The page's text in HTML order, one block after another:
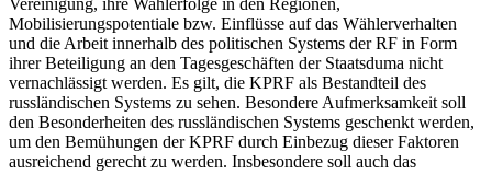
Vereinigung, ihre Wahlerfolge in den Regionen,
Mobilisierungspotentiale bzw. Einflüsse auf das Wählerverhalten
und die Arbeit innerhalb des politischen Systems der RF in Form
ihrer Beteiligung an den Tagesgeschäften der Staatsduma nicht
vernachlässigt werden. Es gilt, die KPRF als Bestandteil des
russländischen Systems zu sehen. Besondere Aufmerksamkeit soll
den Besonderheiten des russländischen Systems geschenkt werden,
um den Bemühungen der KPRF durch Einbezug dieser Faktoren
ausreichend gerecht zu werden. Insbesondere soll auch das